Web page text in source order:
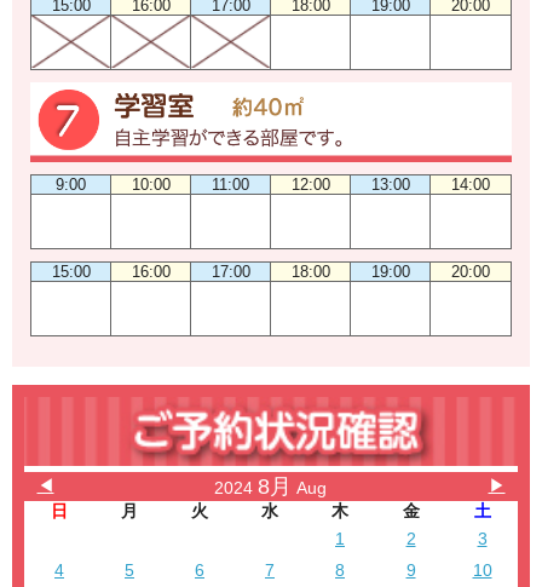
15:00 16:00 17:00 18:00 19:00 20:00
9:00 10:00 11:00 12:00 13:00 14:00
15:00 16:00 17:00 18:00 19:00 20:00
◀ 2024 8月 Aug
▶
日
月 火 水 木 金
土
1
2
3
4
5 6 7 8 9
10